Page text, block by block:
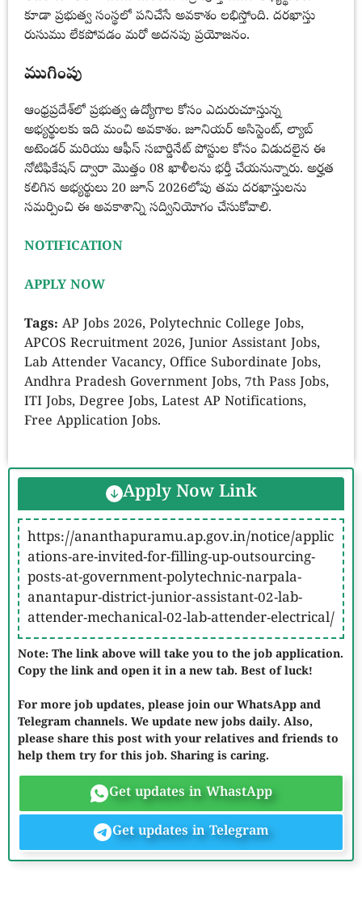
కూడా ప్రభుత్వ సంస్థలో పనిచేసే అవకాశం లభిస్తోంది. దరఖాస్తు
రుసుము లేకపోవడం మరో అదనపు ప్రయోజనం.
ముగింపు
ఆంధ్రప్రదేశ్‌లో ప్రభుత్వ ఉద్యోగాల కోసం ఎదురుచూస్తున్న
అభ్యర్థులకు ఇది మంచి అవకాశం. జూనియర్ అసిస్టెంట్, ల్యాబ్
అటెండర్ మరియు ఆఫీస్ సబార్డినేట్ పోస్టుల కోసం విడుదలైన ఈ
నోటిఫికేషన్ ద్వారా మొత్తం 08 ఖాళీలను భర్తీ చేయనున్నారు. అర్హత
కలిగిన అభ్యర్థులు 20 జూన్ 2026లోపు తమ దరఖాస్తులను
సమర్పించి ఈ అవకాశాన్ని సద్వినియోగం చేసుకోవాలి.
NOTIFICATION
APPLY NOW
Tags: AP Jobs 2026, Polytechnic College Jobs,
APCOS Recruitment 2026, Junior Assistant Jobs,
Lab Attender Vacancy, Office Subordinate Jobs,
Andhra Pradesh Government Jobs, 7th Pass Jobs,
ITI Jobs, Degree Jobs, Latest AP Notifications,
Free Application Jobs.
Apply Now Link
https://ananthapuramu.ap.gov.in/notice/applic
ations-are-invited-for-filling-up-outsourcing-
posts-at-government-polytechnic-narpala-
anantapur-district-junior-assistant-02-lab-
attender-mechanical-02-lab-attender-electrical/
Note: The link above will take you to the job application.
Copy the link and open it in a new tab. Best of luck!
For more job updates, please join our WhatsApp and
Telegram channels. We update new jobs daily. Also,
please share this post with your relatives and friends to
help them try for this job. Sharing is caring.
Get updates in WhastApp
Get updates in Telegram